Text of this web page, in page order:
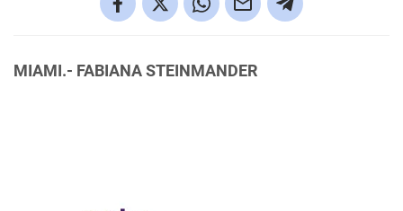
MIAMI.- FABIANA STEINMANDER